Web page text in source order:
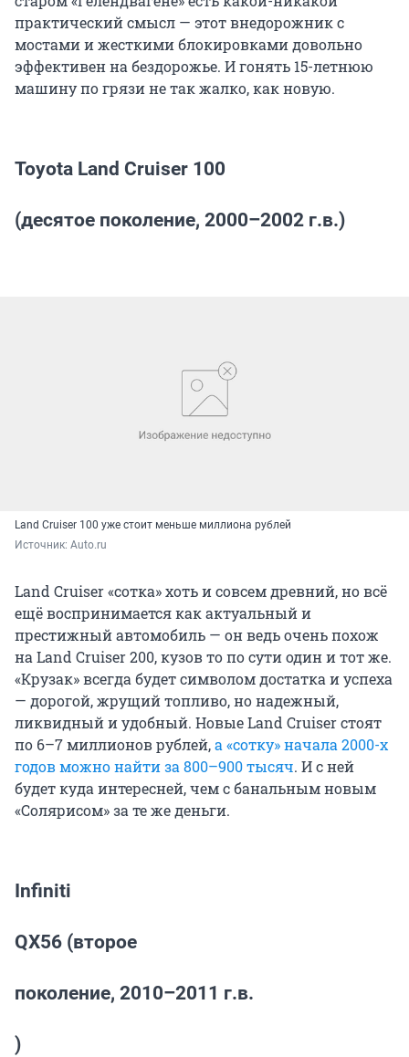
практический смысл — этот внедорожник с
мостами и жесткими блокировками довольно
эффективен на бездорожье. И гонять 15-летнюю
машину по грязи не так жалко, как новую.
Toyota Land Cruiser 100
(десятое поколение, 2000–2002 г.в.)
Land Cruiser 100 уже стоит меньше миллиона рублей
Источник: Auto.ru
Land Cruiser «сотка» хоть и совсем древний, но всё
ещё воспринимается как актуальный и
престижный автомобиль — он ведь очень похож
на Land Cruiser 200, кузов то по сути один и тот же.
«Крузак» всегда будет символом достатка и успеха
— дорогой, жрущий топливо, но надежный,
ликвидный и удобный. Новые Land Cruiser стоят
по 6–7 миллионов рублей,а «сотку» начала 2000-х
годов можно найти за 800–900 тысяч. И с ней
будет куда интересней, чем с банальным новым
«Солярисом» за те же деньги.
Infiniti
QX56 (второе
поколение, 2010–2011 г.в.
)